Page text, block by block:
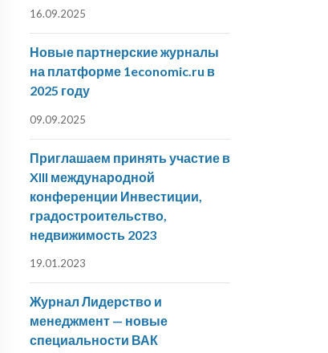
16.09.2025
Новые партнерские журналы
на платформе 1economic.ru в
2025 году
09.09.2025
Приглашаем принять участие в
XIII международной
конференции Инвестиции,
градостроительство,
недвижимость 2023
19.01.2023
Журнал Лидерство и
менеджмент — новые
специальности ВАК